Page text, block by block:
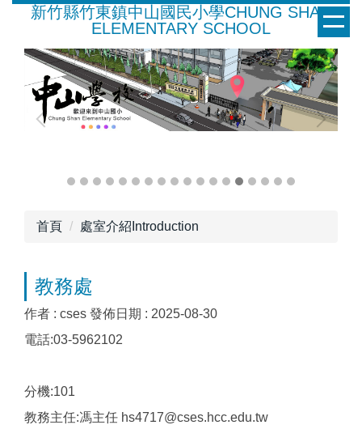
新竹縣竹東鎮中山國民小學CHUNG SHAN
ELEMENTARY SCHOOL
首頁 處室介紹Introduction
教務處
作者 : cses 發佈日期 : 2025-08-30
電話:03-5962102
分機:101
教務主任:馮主任 hs4717@cses.hcc.edu.tw